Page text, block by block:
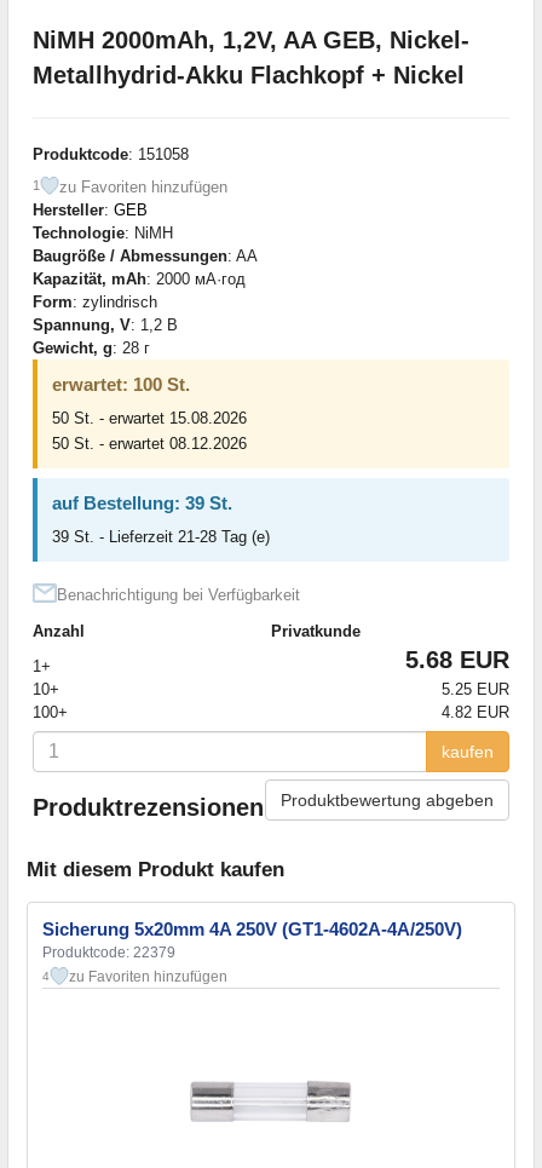
NiMH 2000mAh, 1,2V, AA GEB, Nickel-
Metallhydrid-Akku Flachkopf + Nickel
Produktcode: 151058
1
zu Favoriten hinzufügen
Hersteller: GEB
Technologie: NiMH
Baugröße / Abmessungen: AA
Kapazität, mAh: 2000 мА·год
Form: zylindrisch
Spannung, V: 1,2 В
Gewicht, g: 28 г
erwartet: 100 St.
50 St. - erwartet 15.08.2026
50 St. - erwartet 08.12.2026
auf Bestellung: 39 St.
39 St. - Lieferzeit 21-28 Tag (e)
Benachrichtigung bei Verfügbarkeit
Anzahl
Privatkunde
1+
5.68 EUR
10+
5.25 EUR
100+
4.82 EUR
kaufen
Produktrezensionen Produktbewertung abgeben
Mit diesem Produkt kaufen
Sicherung 5x20mm 4A 250V (GT1-4602A-4A/250V)
Produktcode: 22379
4 zu Favoriten hinzufügen